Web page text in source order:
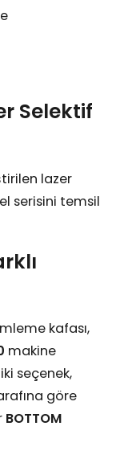
Selektif
lazer
serisini temsil
kafası,
makine
seçenek,
göre
BOTTOM